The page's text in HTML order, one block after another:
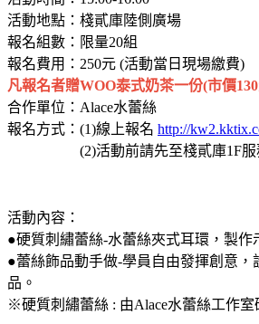
活動地點：棧貳庫陸側廣場
報名組數：限量20組
報名費用：250元 (活動當日現場繳費)
凡報名者贈WOO泰式奶茶一份(市價
合作單位：Alace水蕾絲
報名方式：(1)線上報名 http://
(2)活動前請先至棧貳庫1F服務
活動內容：
●硬質刺繡蕾絲-水蕾絲夾式耳環，製作
●蕾絲飾品動手做-學員自由發揮創意，
品。
※硬質刺繡蕾絲 : 由Alace水蕾絲工作室